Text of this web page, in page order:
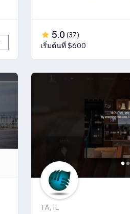
5.0 (37)
เริ่มต้นที่ $600
TA, IL